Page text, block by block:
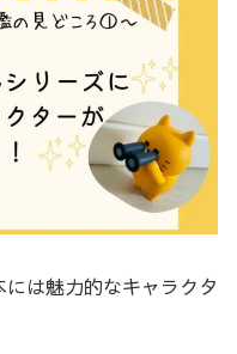
は魅力的なキャラクタ